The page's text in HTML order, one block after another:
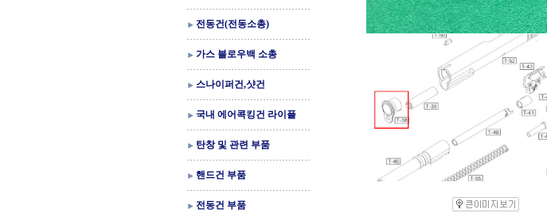
전동건(전동소총)
가스 블로우백 소총
스나이퍼건,샷건
국내 에어콕킹건 라이플
탄창 및 관련 부품
핸드건 부품
전동건 부품